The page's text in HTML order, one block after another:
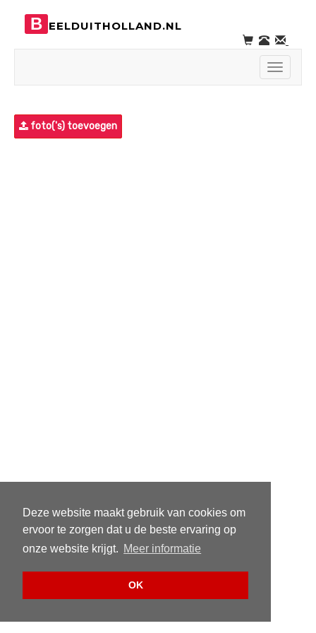
Deze website maakt gebruik van cookies om
ervoor te zorgen dat u de beste ervaring op
onze website krijgt. Meer informatie
OK
B EELDUITHOLLAND.NL
Toggle
foto('s) toevoegen